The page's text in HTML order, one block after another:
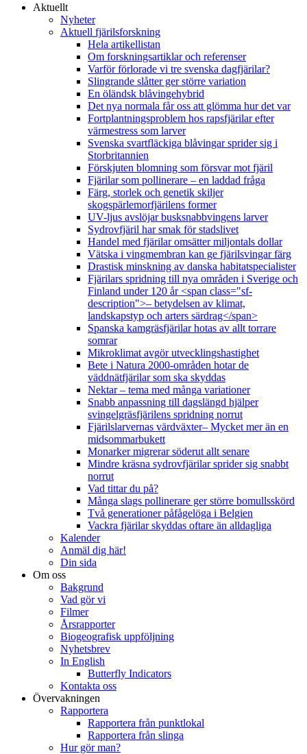
Aktuellt
Nyheter
Aktuell fjärilsforskning
Hela artikellistan
Om forskningsartiklar och referenser
Varför förlorade vi tre svenska dagfjärilar?
Slingrande slåtter ger större variation
En öländsk blåvingehybrid
Det nya normala får oss att glömma hur det var
Fortplantningsproblem hos rapsfjärilar efter
värmestress som larver
Svenska svartfläckiga blåvingar sprider sig i
Storbritannien
Förskjuten blomning som försvar mot fjäril
Fjärilar som pollinerare – en laddad fråga
Färg, storlek och genetik skiljer
skogspärlemorfjärilens former
UV-ljus avslöjar busksnabbvingens larver
Sydrovfjäril har smak för stadslivet
Handel med fjärilar omsätter miljontals dollar
Vätska i vingmembran kan ge fjärilsvingar färg
Drastisk minskning av danska habitatspecialister
Fjärilars spridning till nya områden i Sverige och
Finland under 120 år <span class="sf-
description">– betydelsen av klimat,
landskapstyp och arters särdrag</span>
Spanska kamgräsfjärilar hotas av allt torrare
somrar
Mikroklimat avgör utvecklingshastighet
Bete i Natura 2000-områden hotar de
väddnätfjärilar som ska skyddas
Nektar – tema med många variationer
Snabb anpassning till dagslängd hjälper
svingelgräsfjärilens spridning norrut
Fjärilslarvernas värdväxter– Mycket mer än en
midsommarbukett
Monarker migrerar söderut allt senare
Mindre kräsna sydrovfjärilar sprider sig snabbt
norrut
Vad tittar du på?
Många slags pollinerare ger större bomullsskörd
Två generationer påfågelöga i Belgien
Vackra fjärilar skyddas oftare än alldagliga
Kalender
Anmäl dig här!
Din sida
Om oss
Bakgrund
Vad gör vi
Filmer
Årsrapporter
Biogeografisk uppföljning
Nyhetsbrev
In English
Butterfly Indicators
Kontakta oss
Övervakningen
Rapportera
Rapportera från punktlokal
Rapportera från slinga
Hur gör man?